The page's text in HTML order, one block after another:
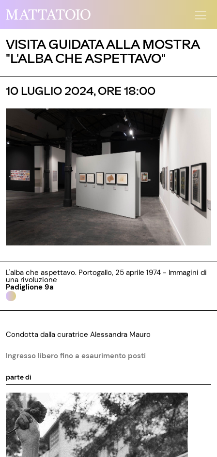
VISITA GUIDATA ALLA MOSTRA
"L'ALBA CHE ASPETTAVO"
10 LUGLIO 2024, ORE 18:00
L'alba che aspettavo. Portogallo, 25 aprile 1974 - Immagini di
una rivoluzione
Padiglione 9a
Condotta dalla curatrice Alessandra Mauro
Ingresso libero fino a esaurimento posti
parte di